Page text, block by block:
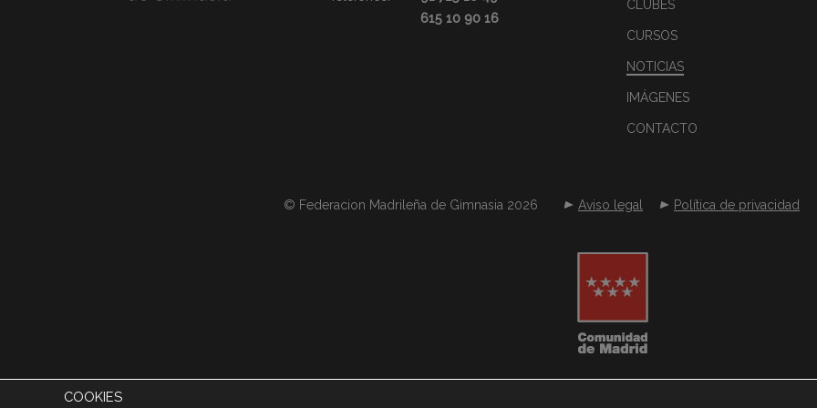
615 10 90 16
CLUBES
CURSOS
NOTICIAS
IMÁGENES
CONTACTO
© Federacion Madrileña de Gimnasia 2026 Aviso legal Política de privacidad
COOKIES